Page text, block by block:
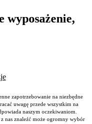
wyposażenie,
zapotrzebowanie na niezbędne
uwagę przede wszystkim na
naszym oczekiwaniom.
nas znaleźć może ogromny wybór